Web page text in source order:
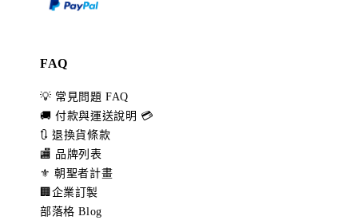
FAQ
💡 常見問題 FAQ
🚚 付款與運送說明 💳
🔃 退換貨條款
🏬 品牌列表
⚜️ 朝聖者計畫
🏢企業訂製
部落格 Blog